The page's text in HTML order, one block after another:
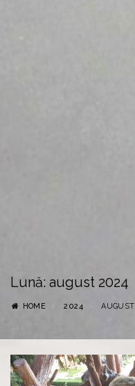
Lună: august 2024
HOME 2024 AUGUST